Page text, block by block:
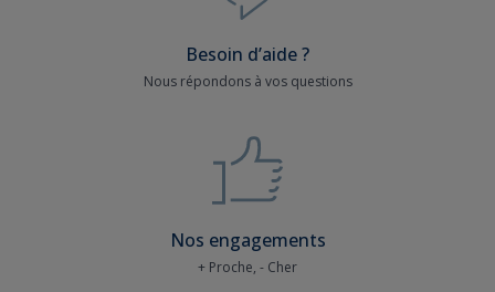
Besoin d’aide ?
Nous répondons à vos questions
Nos engagements
+ Proche, - Cher